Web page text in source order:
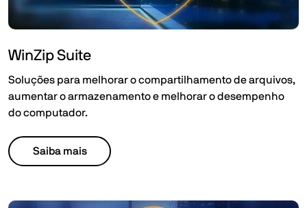
WinZip Suite​
Soluções para melhorar o compartilhamento de arquivos,
aumentar o armazenamento e melhorar o desempenho
do computador.​
Saiba mais